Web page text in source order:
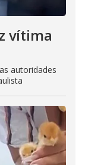
vítima
autoridades